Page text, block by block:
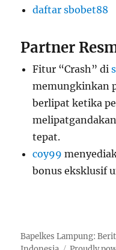
daftar sbobet88
Partner
Fitur “Crash” di
memungkinkan
berlipat ketika
tepat.
coy99
bonus eksklusif
Bapelkes Lampung: